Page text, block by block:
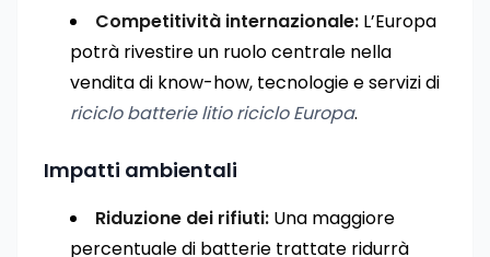
Competitività internazionale: L’Europa
potrà rivestire un ruolo centrale nella
vendita di know-how, tecnologie e servizi di
riciclo batterie litio riciclo Europa.
Impatti ambientali
Riduzione dei rifiuti: Una maggiore
percentuale di batterie trattate ridurrà